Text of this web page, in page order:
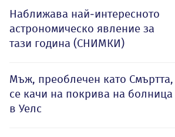
Наближава най-интересното
астрономическо явление за
тази година (СНИМКИ)
Мъж, преоблечен като Смъртта,
се качи на покрива на болница
в Уелс